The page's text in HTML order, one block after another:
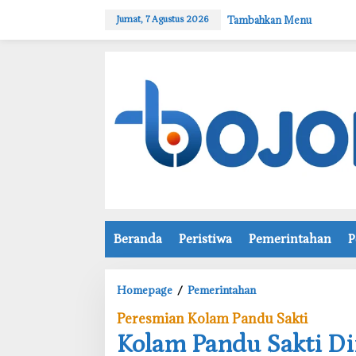
w
Jumat, 7 Agustus 2026 Tambahkan Menu
Beranda Peristiwa Pemerintahan
Homepage / PemerintahanK
l
a
Peresmian Kolam Pandu Sakti
Kolam Pandu Sakti